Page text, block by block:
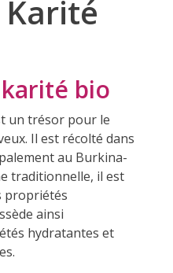
bio
un trésor pour le
Il est récolté dans
au Burkina-
traditionnelle, il est
propriétés
ainsi
hydratantes et